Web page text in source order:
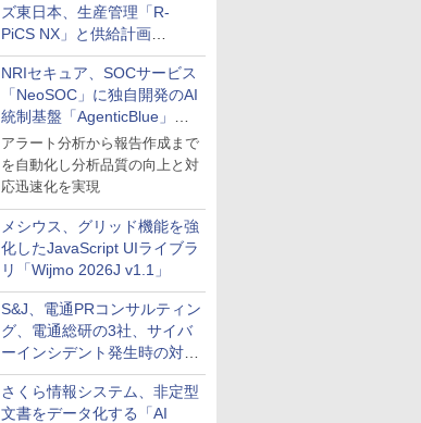
ズ東日本、生産管理「R-
PiCS NX」と供給計画
「scSQUARE ISP」の連携サ
ービスを提供開始
NRIセキュア、SOCサービス
「NeoSOC」に独自開発のAI
統制基盤「AgenticBlue」を
導入
アラート分析から報告作成まで
を自動化し分析品質の向上と対
応迅速化を実現
メシウス、グリッド機能を強
化したJavaScript UIライブラ
リ「Wijmo 2026J v1.1」
S&J、電通PRコンサルティン
グ、電通総研の3社、サイバ
ーインシデント発生時の対応
と危機管理広報を一体的に訓
練するプログラムを提供
さくら情報システム、非定型
文書をデータ化する「AI